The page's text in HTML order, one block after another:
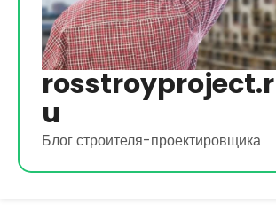
rosstroyproject.r
u
Блог строителя-проектировщика